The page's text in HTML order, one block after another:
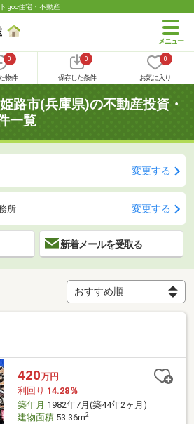
goo住宅・不動産
0
物件
0
保存した条件
0
お気に入り
路市(兵庫県)の不動産投資・
一覧
変更する
所 変更する
新着メールを受取る
420万円
利回り 14.28％
築年月 1982年7月(築44年2ヶ月)
建物面積53.36m2